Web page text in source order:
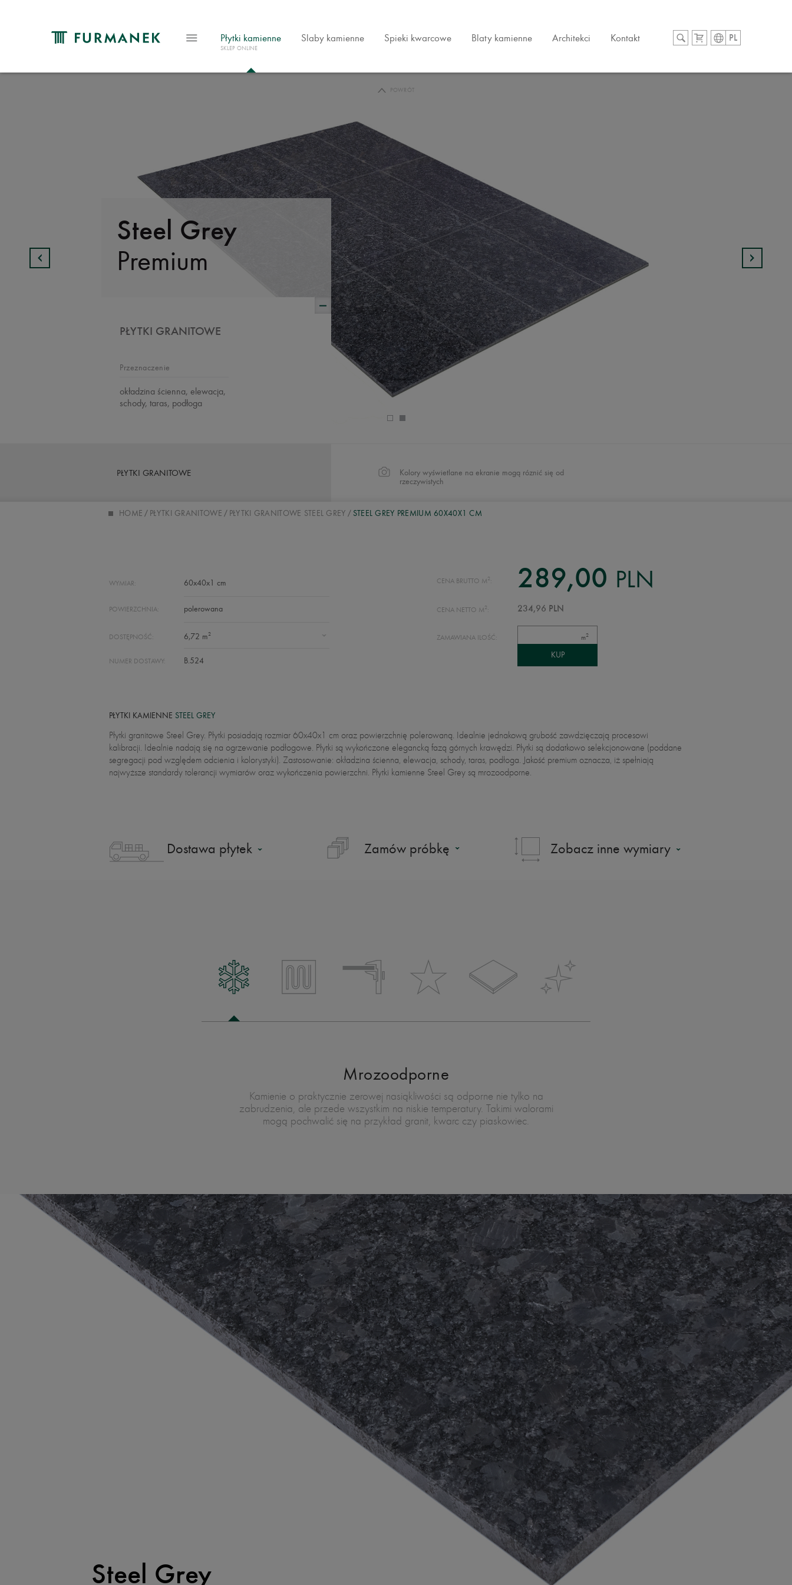
Płytki kamienne
SKLEP ONLINE
Slaby kamienne Spieki kwarcowe Blaty kamienne Architekci Kontakt PL
POWRÓT
Steel Grey
Premium
PŁYTKI GRANITOWE
Przeznaczenie
okładzina ścienna, elewacja,
schody, taras, podłoga
PŁYTKI GRANITOWE
Kolory wyświetlane na ekranie mogą róznić się od
rzeczywistych
HOME PŁYTKI GRANITOWE PŁYTKI GRANITOWE STEEL GREY STEEL GREY PREMIUM 60X40X1 CM
WYMIAR: 60x40x1 cm
POWIERZCHNIA: polerowana
DOSTĘPNOŚĆ: 6,72 m2
NUMER DOSTAWY: B.524
CENA BRUTTO M 2 : 289,00 PLN
CENA NETTO M 2 : 234,96 PLN
ZAMAWIANA ILOŚĆ: m2
PŁYTKI KAMIENNE STEEL GREY
Płytki granitowe Steel Grey. Płytki posiadają rozmiar 60x40x1 cm oraz powierzchnię polerowaną. Idealnie jednakową grubość zawdzięczają procesowi
kalibracji. Idealnie nadają się na ogrzewanie podłogowe. Płytki są wykończone elegancką fazą górnych krawędzi. Płytki są dodatkowo selekcjonowane (poddane
segregacji pod względem odcienia i kolorystyki). Zastosowanie: okładzina ścienna, elewacja, schody, taras, podłoga. Jakość premium oznacza, iż spełniają
najwyższe standardy tolerancji wymiarów oraz wykończenia powierzchni. Płytki kamienne Steel Grey są mrozoodporne.
Dostawa płytek Zamów próbkę Zobacz inne wymiary
Mrozoodporne
Kamienie o praktycznie zerowej nasiąkliwości są odporne nie tylko na
zabrudzenia, ale przede wszystkim na niskie temperatury. Takimi walorami
mogą pochwalić się na przykład granit, kwarc czy piaskowiec.
Steel Grey